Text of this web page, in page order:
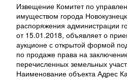
Извещение Комитет по
имуществом города
распоряжения администрации
от 15.01.2018, объявляет о
аукционе с открытой формой
по продаже права на
перечисленных земельных
Наименование объекта Адрес